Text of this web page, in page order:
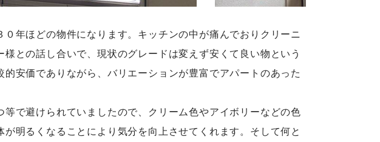
年ほどの物件になります。キッチンの中が痛んでおりクリーニ
との話し合いで、現状のグレードは変えず安くて良い物という
安価でありながら、バリエーションが豊富でアパートのあった
で避けられていましたので、クリーム色やアイボリーなどの色
明るくなることにより気分を向上させてくれます。そして何と